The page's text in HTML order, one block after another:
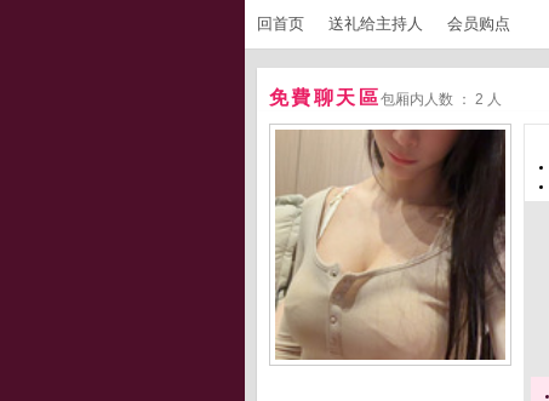
回首页 送礼给主持人 会员购点
免費聊天區包厢内人数 ： 2 人